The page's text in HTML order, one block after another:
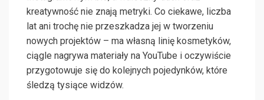
kreatywność nie znają metryki. Co ciekawe, liczba
lat ani trochę nie przeszkadza jej w tworzeniu
nowych projektów – ma własną linię kosmetyków,
ciągle nagrywa materiały na YouTube i oczywiście
przygotowuje się do kolejnych pojedynków, które
śledzą tysiące widzów.